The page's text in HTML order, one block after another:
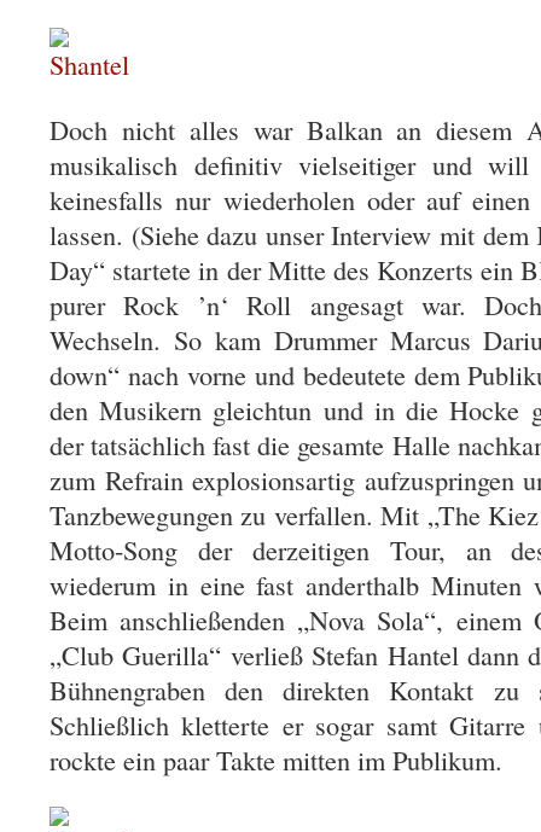
Doch nicht alles war Balkan an diesem
musikalisch definitiv vielseitiger und
keinesfalls nur wiederholen oder auf
lassen. (Siehe dazu unser Interview mit
Day“ startete in der Mitte des Konzerts ein
purer Rock ’n‘ Roll angesagt war.
Wechseln. So kam Drummer Marcus
down“ nach vorne und bedeutete dem
den Musikern gleichtun und in die Hocke
der tatsächlich fast die gesamte Halle
zum Refrain explosionsartig aufzuspringen
Tanzbewegungen zu verfallen. Mit „The
Motto-Song der derzeitigen Tour, an
wiederum in eine fast anderthalb Minuten
Beim anschließenden „Nova Sola“,
„Club Guerilla“ verließ Stefan Hantel dann
Bühnengraben den direkten Kontakt zu
Schließlich kletterte er sogar samt
rockte ein paar Takte mitten im Publikum.